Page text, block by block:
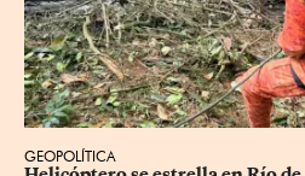
GEOPOLÍTICA